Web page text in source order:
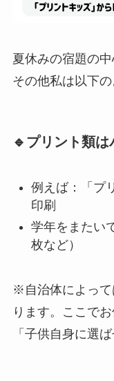
夏休みの宿題の
その他私は以下
🔹プリント類
例えば：「プ
印刷
学年をまたい
枚など）
※自治体によって
ります。ここで
「子供自身に選